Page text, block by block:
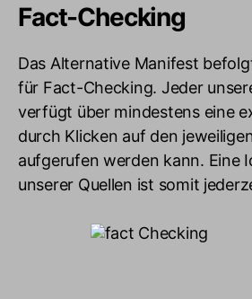
Fact-Checking
Das Alternative Manifest
für Fact-Checking. Jeder
verfügt über mindestens eine
durch Klicken auf den
aufgerufen werden kann. Eine
unserer Quellen ist somit